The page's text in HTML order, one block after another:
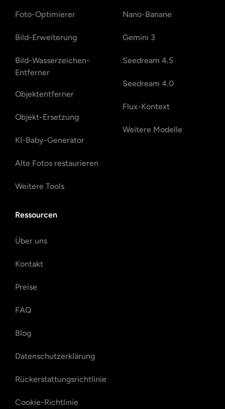
Foto-Optimierer
Bild-Erweiterung
Bild-Wasserzeichen-
Entferner
Objektentferner
Objekt-Ersetzung
KI-Baby-Generator
Alte Fotos restaurieren
Weitere Tools
Nano-Banane
Gemini 3
Seedream 4.5
Seedream 4.0
Flux-Kontext
Weitere Modelle
Ressourcen
Über uns
Kontakt
Preise
FAQ
Blog
Datenschutzerklärung
Rückerstattungsrichtlinie
Cookie-Richtlinie